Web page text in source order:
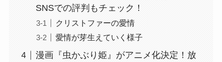
SNSでの評判もチェック！
クリストファーの愛情
愛情が芽生えていく様子
漫画『虫かぶり姫』がアニメ化決定！放